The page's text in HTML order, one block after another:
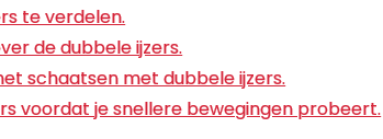
te verdelen.
de dubbele ijzers.
schaatsen met dubbele ijzers.
voordat je snellere bewegingen probeert.